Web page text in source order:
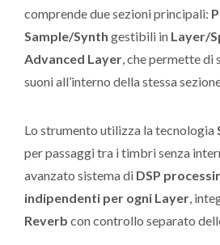
comprende due sezioni principali:
Sample/Synth gestibili in Layer/
Advanced Layer, che permette di
suoni all’interno della stessa
Lo strumento utilizza la tecnologia
per passaggi tra i timbri senza
avanzato sistema di DSP
indipendenti per ogni Layer,
Reverb con controllo separato